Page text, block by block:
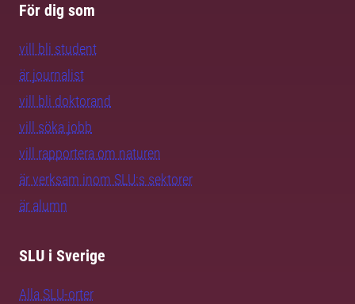
För dig som
vill bli student
är journalist
vill bli doktorand
vill söka jobb
vill rapportera om naturen
är verksam inom SLU:s sektorer
är alumn
SLU i Sverige
Alla SLU-orter